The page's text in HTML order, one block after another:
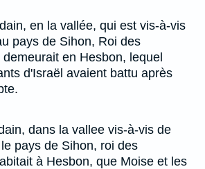
en la vallée, qui est vis-à-vis
pays de Sihon, Roi des
en Hesbon, lequel
d'Israël avaient battu après
dans la vallee vis-à-vis de
pays de Sihon, roi des
à Hesbon, que Moise et les